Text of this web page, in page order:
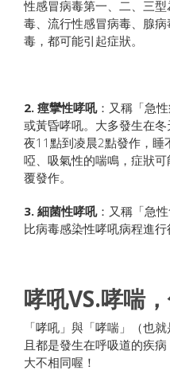
性感冒病毒第一、二、三
毒、流行性感冒病毒、腺
毒，都可能引起症狀。
2. 痙攣性哮吼：又稱「急
或黃昏哮吼。大多發生在
夜11點到凌晨2點發作，睡
啞、吸氣性的喘鳴，症狀
覆發作。
3. 細菌性哮吼：又稱「急
比病毒感染性哮吼病程進行
哮吼VS.哮喘
「哮吼」與「哮喘」（也
且都是發生在呼吸道的疾
大不相同喔！